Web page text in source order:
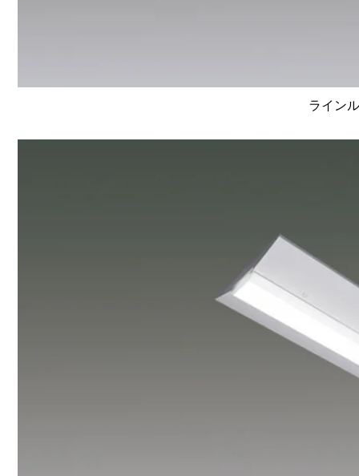
ライン